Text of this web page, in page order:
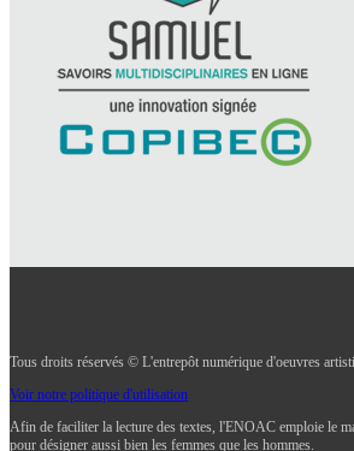
Tous droits réservés © L'entrepôt numérique d'oeuvres
Voir notre politique d'utilisation
Afin de faciliter la lecture des textes, l'ENOAC emploie le
pour désigner aussi bien les femmes que les hommes.